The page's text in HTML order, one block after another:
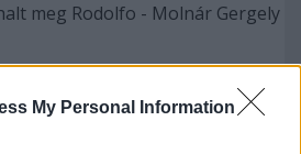
My Personal Information
meg Rodolfo - Molnár Gergely